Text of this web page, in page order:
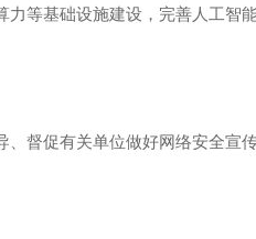
等基础设施建设，完善人工智
督促有关单位做好网络安全宣